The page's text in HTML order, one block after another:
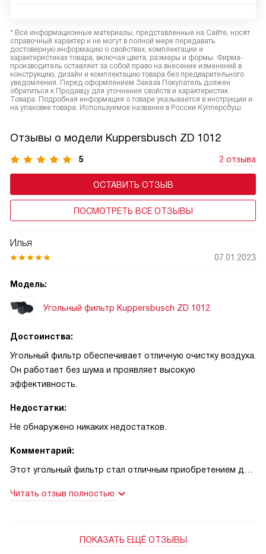
* Все информационные материалы, представленные на Сайте, носят
справочный характер и не могут в полной мере передавать
достоверную информацию о свойствах, комплектации и
характеристиках товара, включая цвета, размеры и формы. Фирма-
производитель оставляет за собой право на внесение изменений в
конструкцию, дизайн и комплектацию товара без предварительного
уведомления. Перед оформлением Заказа Покупатель должен
обратиться к Продавцу для уточнения свойств и характеристик
Товара. Подробная информация о товаре указывается в инструкции и
на упаковке товара. Используемое название в России Купперсбуш
Отзывы о модели Kuppersbusch ZD 1012
5 2 отзыва
ОСТАВИТЬ ОТЗЫВ
ПОСМОТРЕТЬ ВСЕ ОТЗЫВЫ
Илья
07.01.2023
Модель:
Угольный фильтр Kuppersbusch ZD 1012
Достоинства:
Угольный фильтр обеспечивает отличную очистку воздуха.
Он работает без шума и проявляет высокую
эффективность.
Недостатки:
Не обнаружено никаких недостатков.
Комментарий:
Этот угольный фильтр стал отличным приобретением для
своей задачей на все сто процентов. Воздух в кухне стал
Я вспоминаю, как раньше после приготовления обеда или
Читать отзыв полностью
ПОКАЗАТЬ ЕЩЁ ОТЗЫВЫ